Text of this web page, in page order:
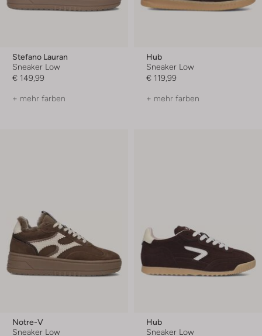
Stefano Lauran
Sneaker Low
€ 149,99
+ mehr farben
Hub
Sneaker Low
€ 119,99
+ mehr farben
Notre-V
Sneaker Low
Hub
Sneaker Low